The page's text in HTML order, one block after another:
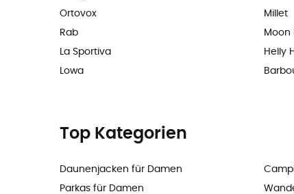
Ortovox
Rab
La Sportiva
Lowa
Millet
Moon
Helly
Top Kategorien
Daunenjacken für Damen
Parkas für Damen